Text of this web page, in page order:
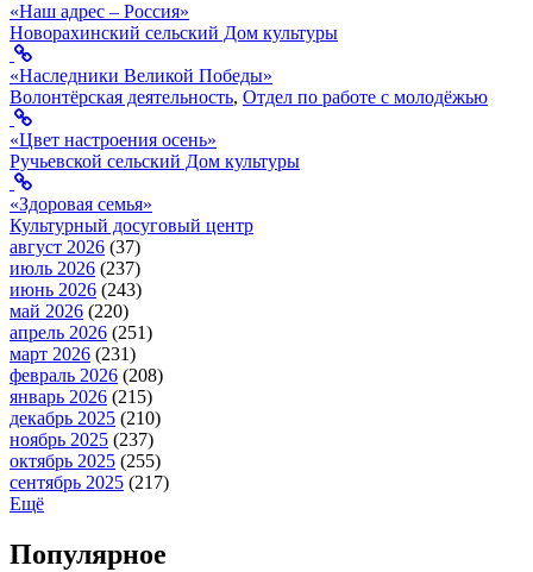
«Наш адрес – Россия»
Новорахинский сельский Дом культуры
«Наследники Великой Победы»
Волонтёрская деятельность, Отдел по работе с молодёжью
«Цвет настроения осень»
Ручьевской сельский Дом культуры
«Здоровая семья»
Культурный досуговый центр
август 2026 (37)
июль 2026 (237)
июнь 2026 (243)
май 2026 (220)
апрель 2026 (251)
март 2026 (231)
февраль 2026 (208)
январь 2026 (215)
декабрь 2025 (210)
ноябрь 2025 (237)
октябрь 2025 (255)
сентябрь 2025 (217)
Ещё
Популярное